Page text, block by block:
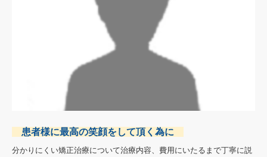
患者様に最高の笑顔をして頂く為に
分かりにくい矯正治療について治療内容、費用にいたるまで丁寧に説